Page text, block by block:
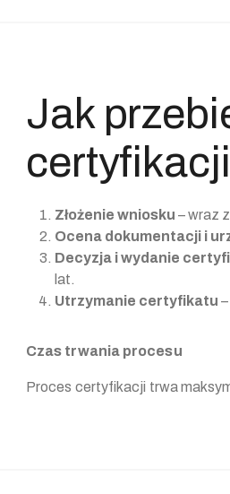
Jak
Złożenie wniosku – wraz
Ocena dokumentacji i
Decyzja i wydanie
lat.
Utrzymanie certyfikatu
Czas trwania procesu
Proces certyfikacji trwa